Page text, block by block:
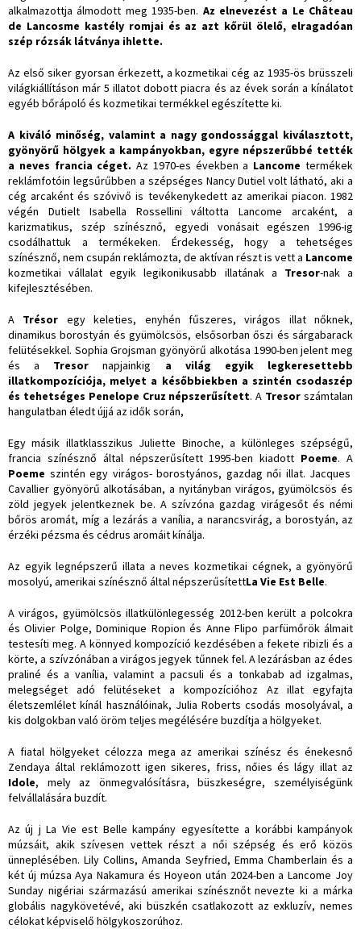
alkalmazottja álmodott meg 1935-ben. Az elnevezést a Le Château
de Lancosme kastély romjai és az azt kőrül ölelő, elragadóan
szép rózsák látványa ihlette.
Az első siker gyorsan érkezett, a kozmetikai cég az 1935-ös brüsszeli
világkiállításon már 5 illatot dobott piacra és az évek során a kínálatot
egyéb bőrápoló és kozmetikai termékkel egészítette ki.
A kiváló minőség, valamint a nagy gondossággal kiválasztott,
gyönyörű hölgyek a kampányokban, egyre népszerűbbé tették
a neves francia céget. Az 1970-es években a Lancome termékek
reklámfotóin legsűrűbben a szépséges Nancy Dutiel volt látható, aki a
cég arcaként és szóvivő is tevékenykedett az amerikai piacon. 1982
végén Dutielt Isabella Rossellini váltotta Lancome arcaként, a
karizmatikus, szép színésznő, egyedi vonásait egészen 1996-ig
csodálhattuk a termékeken. Érdekesség, hogy a tehetséges
színésznő, nem csupán reklámozta, de aktívan részt is vett a Lancome
kozmetikai vállalat egyik legikonikusabb illatának a Tresor-nak a
kifejlesztésében.
A Trésor egy keleties, enyhén fűszeres, virágos illat nőknek,
dinamikus borostyán és gyümölcsös, elsősorban őszi és sárgabarack
felütésekkel. Sophia Grojsman gyönyörű alkotása 1990-ben jelent meg
és a Tresor napjainkig a világ egyik legkeresettebb
illatkompozíciója, melyet a későbbiekben a szintén csodaszép
és tehetséges Penelope Cruz népszerűsített. A Tresor számtalan
hangulatban éledt újjá az idők során,
Egy másik illatklasszikus Juliette Binoche, a különleges szépségű,
francia színésznő által népszerűsített 1995-ben kiadott Poeme. A
Poeme szintén egy virágos- borostyános, gazdag női illat. Jacques
Cavallier gyönyörű alkotásában, a nyitányban virágos, gyümölcsös és
zöld jegyek jelentkeznek be. A szívzóna gazdag virágesőt és némi
bőrös aromát, míg a lezárás a vanília, a narancsvirág, a borostyán, az
érzéki pézsma és cédrus aromáit kínálja.
Az egyik legnépszerű illata a neves kozmetikai cégnek, a gyönyörű
mosolyú, amerikai színésznő által népszerűsítettLa Vie Est Belle.
A virágos, gyümölcsös illatkülönlegesség 2012-ben került a polcokra
és Olivier Polge, Dominique Ropion és Anne Flipo parfümőrök álmait
testesíti meg. A könnyed kompozíció kezdésében a fekete ribizli és a
körte, a szívzónában a virágos jegyek tűnnek fel. A lezárásban az édes
praliné és a vanília, valamint a pacsuli és a tonkabab ad izgalmas,
melegséget adó felütéseket a kompozícióhoz Az illat egyfajta
életszemlélet kínál használóinak, Julia Roberts csodás mosolyával, a
kis dolgokban való öröm teljes megélésére buzdítja a hölgyeket.
A fiatal hölgyeket célozza mega az amerikai színész és énekesnő
Zendaya által reklámozott igen sikeres, friss, nőies és lágy illat az
Idole, mely az önmegvalósításra, büszkeségre, személyiségünk
felvállalására buzdít.
Az új j La Vie est Belle kampány egyesítette a korábbi kampányok
múzsáit, akik szívesen vettek részt a női szépség és erő közös
ünneplésében. Lily Collins, Amanda Seyfried, Emma Chamberlain és a
két új múzsa Aya Nakamura és Hoyeon után 2024-ben a Lancome Joy
Sunday nigériai származású amerikai színésznőt nevezte ki a márka
globális nagykövetévé, aki büszkén csatlakozott az exkluzív, nemes
célokat képviselő hölgykoszorúhoz.